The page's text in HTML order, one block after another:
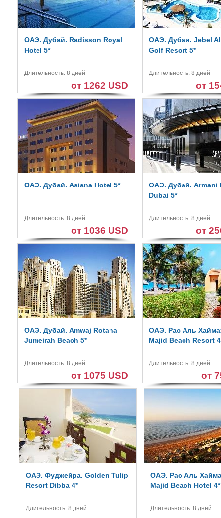
ОАЭ. Дубай. Radisson Royal
Hotel 5*
Длительность: 8 дней
от 1262 USD
ОАЭ. Дубаи. Jebel
Golf Resort 5*
Длительность: 8 дней
от
ОАЭ. Дубай. Asiana Hotel 5*
Длительность: 8 дней
от 1036 USD
ОАЭ. Дубай. Armani
Dubai 5*
Длительность: 8 дней
от
ОАЭ. Дубай. Amwaj Rotana
Jumeirah Beach 5*
Длительность: 8 дней
от 1075 USD
ОАЭ. Рас Аль
Majid Beach Resort
Длительность: 8 дней
от
ОАЭ. Фуджейра. Golden Tulip
Resort Dibba 4*
Длительность: 8 дней
ОАЭ. Рас Аль
Majid Beach Hotel 4*
Длительность: 8 дней